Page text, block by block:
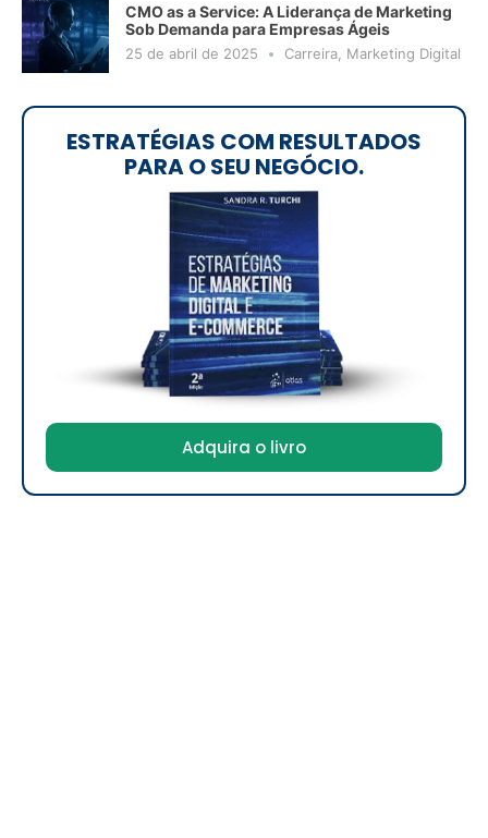
CMO as a Service: A Liderança de Marketing
Sob Demanda para Empresas Ágeis
25 de abril de 2025 Carreira Marketing Digital
ESTRATÉGIAS COM RESULTADOS
PARA O SEU NEGÓCIO.
Adquira o livro